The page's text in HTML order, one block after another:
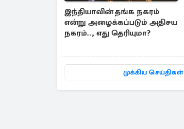
இந்தியாவின் தங்க நகரம்
என்று அழைக்கப்படும் அதிசய
நகரம்.., எது தெரியுமா?
முக்கிய செய்திகள்